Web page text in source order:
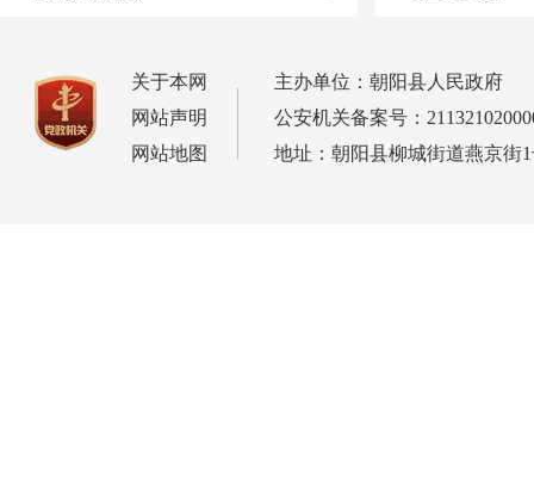
关于本网
网站声明
网站地图
主办单位：朝阳县人民政府
公安机关备案号：
地址：朝阳县柳城街道燕京街